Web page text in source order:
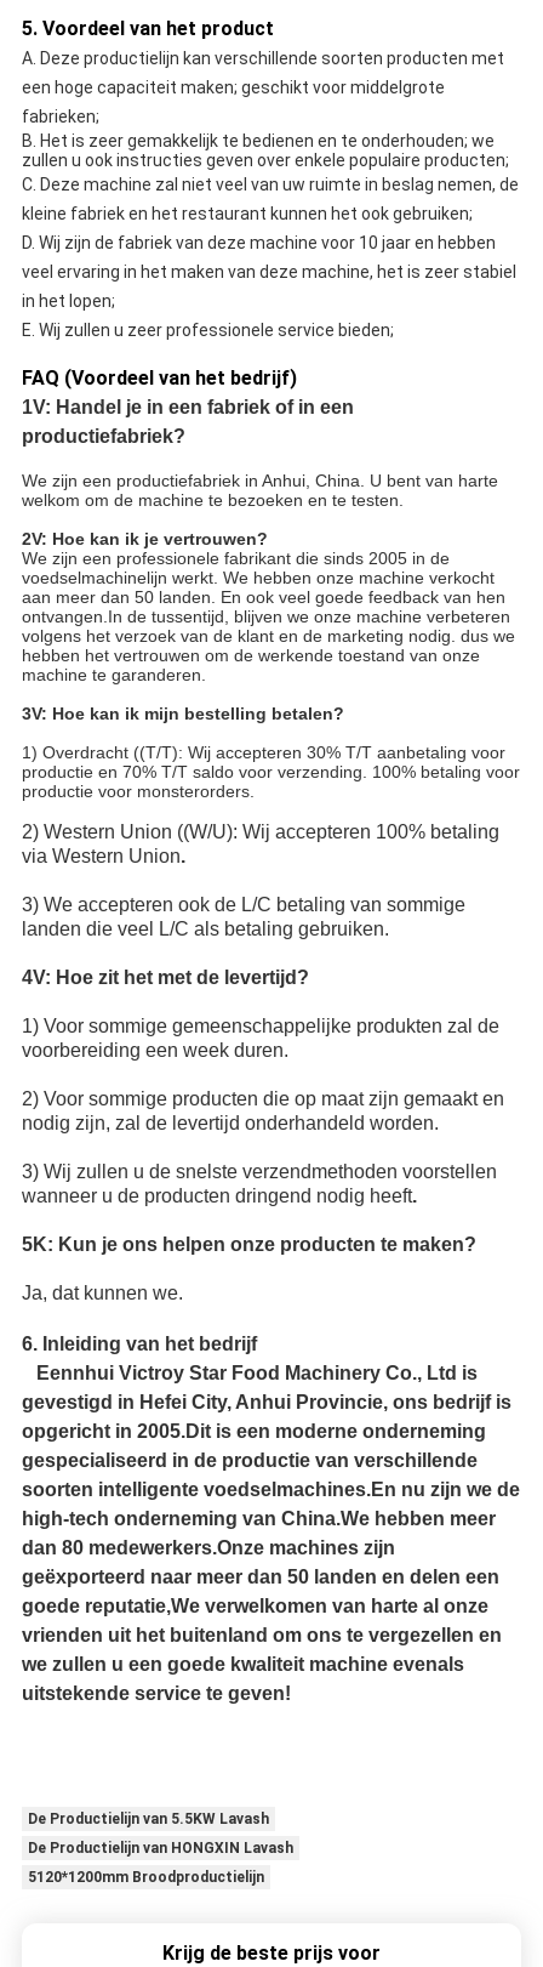
5. Voordeel van het product
A. Deze productielijn kan verschillende soorten producten met
een hoge capaciteit maken; geschikt voor middelgrote
fabrieken;
B. Het is zeer gemakkelijk te bedienen en te onderhouden; we
zullen u ook instructies geven over enkele populaire producten;
C. Deze machine zal niet veel van uw ruimte in beslag nemen, de
kleine fabriek en het restaurant kunnen het ook gebruiken;
D. Wij zijn de fabriek van deze machine voor 10 jaar en hebben
veel ervaring in het maken van deze machine, het is zeer stabiel
in het lopen;
E. Wij zullen u zeer professionele service bieden;
FAQ (Voordeel van het bedrijf)
1V: Handel je in een fabriek of in een
productiefabriek?
We zijn een productiefabriek in Anhui, China. U bent van harte
welkom om de machine te bezoeken en te testen.
2V: Hoe kan ik je vertrouwen?
We zijn een professionele fabrikant die sinds 2005 in de
voedselmachinelijn werkt. We hebben onze machine verkocht
aan meer dan 50 landen. En ook veel goede feedback van hen
ontvangen.In de tussentijd, blijven we onze machine verbeteren
volgens het verzoek van de klant en de marketing nodig. dus we
hebben het vertrouwen om de werkende toestand van onze
machine te garanderen.
3V: Hoe kan ik mijn bestelling betalen?
1) Overdracht ((T/T): Wij accepteren 30% T/T aanbetaling voor
productie en 70% T/T saldo voor verzending. 100% betaling voor
productie voor monsterorders.
2) Western Union ((W/U): Wij accepteren 100% betaling
via Western Union.
3) We accepteren ook de L/C betaling van sommige
landen die veel L/C als betaling gebruiken.
4V: Hoe zit het met de levertijd?
1) Voor sommige gemeenschappelijke produkten zal de
voorbereiding een week duren.
2) Voor sommige producten die op maat zijn gemaakt en
nodig zijn, zal de levertijd onderhandeld worden.
3) Wij zullen u de snelste verzendmethoden voorstellen
wanneer u de producten dringend nodig heeft.
5K: Kun je ons helpen onze producten te maken?
Ja, dat kunnen we.
6. Inleiding van het bedrijf
Eennhui Victroy Star Food Machinery Co., Ltd is
gevestigd in Hefei City, Anhui Provincie, ons bedrijf is
opgericht in 2005.Dit is een moderne onderneming
gespecialiseerd in de productie van verschillende
soorten intelligente voedselmachines.En nu zijn we de
high-tech onderneming van China.We hebben meer
dan 80 medewerkers.Onze machines zijn
geëxporteerd naar meer dan 50 landen en delen een
goede reputatie,We verwelkomen van harte al onze
vrienden uit het buitenland om ons te vergezellen en
we zullen u een goede kwaliteit machine evenals
uitstekende service te geven!
De Productielijn van 5.5KW Lavash
De Productielijn van HONGXIN Lavash
5120*1200mm Broodproductielijn
Krijg de beste prijs voor